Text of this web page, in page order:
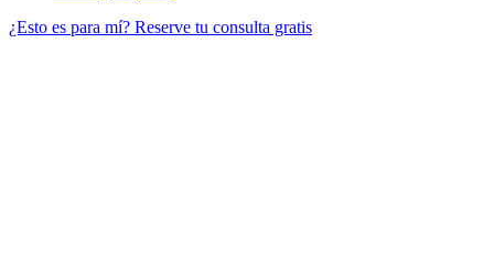
¿Esto es para mí? Reserve tu consulta gratis